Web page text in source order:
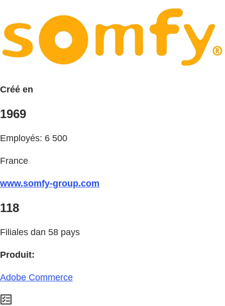
Créé en
1969
Employés: 6 500
France
www.somfy-group.com
118
Filiales dan 58 pays
Produit:
Adobe Commerce